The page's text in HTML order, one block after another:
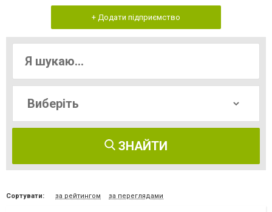
+ Додати підприємство
ЗНАЙТИ
Сортувати: за рейтингом за переглядами